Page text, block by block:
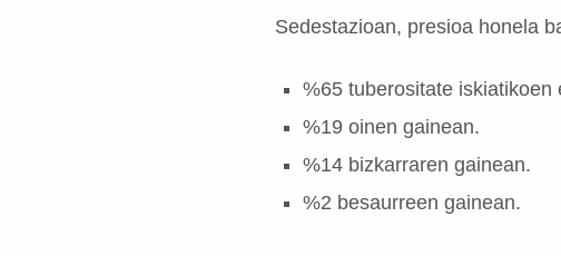
Sedestazioan, presioa honela
%65 tuberositate iskiatikoen
%19 oinen gainean.
%14 bizkarraren gainean.
%2 besaurreen gainean.